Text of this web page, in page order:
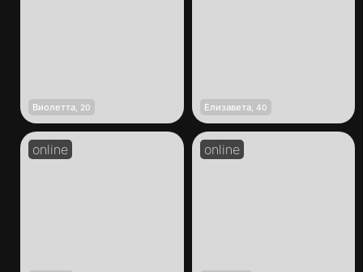
Виолетта 20 Елизавета, 40